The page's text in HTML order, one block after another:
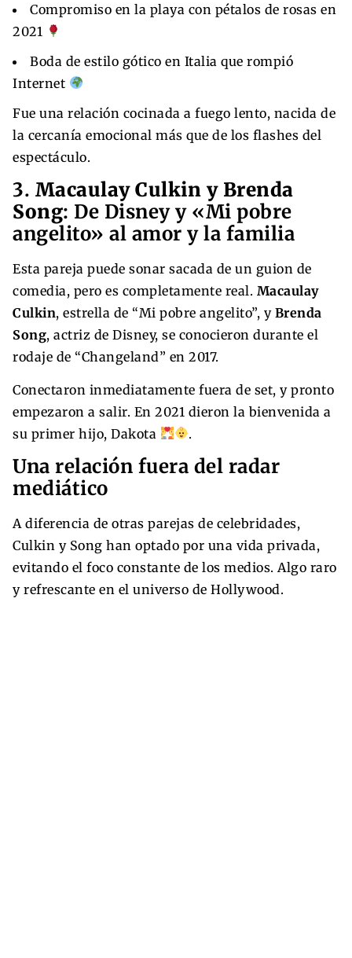
Compromiso en la playa con pétalos de rosas en
2021
Boda de estilo gótico en Italia que rompió
Internet
Fue una relación cocinada a fuego lento, nacida de
la cercanía emocional más que de los flashes del
espectáculo.
3. Macaulay Culkin y Brenda
Song: De Disney y «Mi pobre
angelito» al amor y la familia
Esta pareja puede sonar sacada de un guion de
comedia, pero es completamente real. Macaulay
Culkin, estrella de “Mi pobre angelito”, y Brenda
Song, actriz de Disney, se conocieron durante el
rodaje de “Changeland” en 2017.
Conectaron inmediatamente fuera de set, y pronto
empezaron a salir. En 2021 dieron la bienvenida a
su primer hijo, Dakota
.
Una relación fuera del radar
mediático
A diferencia de otras parejas de celebridades,
Culkin y Song han optado por una vida privada,
evitando el foco constante de los medios. Algo raro
y refrescante en el universo de Hollywood.